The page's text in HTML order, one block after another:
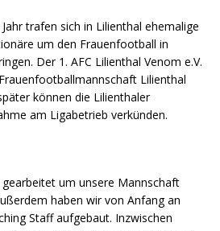
trafen sich in Lilienthal ehemalige
um den Frauenfootball in
Der 1. AFC Lilienthal Venom e.V.
Lilienthal
können die Lilienthaler
am Ligabetrieb verkünden.
gearbeitet um unsere Mannschaft
haben wir von Anfang an
Staff aufgebaut. Inzwischen